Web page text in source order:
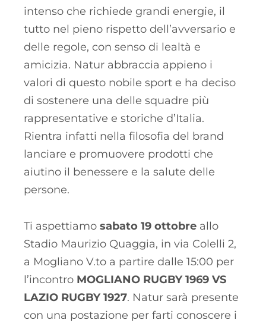
intenso che richiede grandi energie, il
tutto nel pieno rispetto dell’avversario e
delle regole, con senso di lealtà e
amicizia. Natur abbraccia appieno i
valori di questo nobile sport e ha deciso
di sostenere una delle squadre più
rappresentative e storiche d’Italia.
Rientra infatti nella filosofia del brand
lanciare e promuovere prodotti che
aiutino il benessere e la salute delle
persone.
Ti aspettiamo sabato 19 ottobre allo
Stadio Maurizio Quaggia, in via Colelli 2,
a Mogliano V.to a partire dalle 15:00 per
l’incontro MOGLIANO RUGBY 1969 VS
LAZIO RUGBY 1927. Natur sarà presente
con una postazione per farti conoscere i